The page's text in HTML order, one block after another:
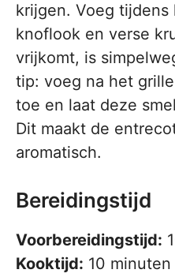
krijgen. Voeg tijdens
knoflook en verse
vrijkomt, is
tip: voeg na het
toe en laat deze
Dit maakt de
aromatisch.
Bereidingstijd
Voorbereidingstijd:
Kooktijd: 10 minuten